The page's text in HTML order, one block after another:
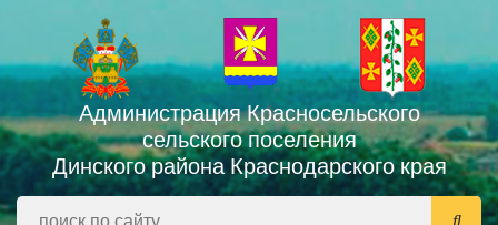
Администрация Красносельского
сельского поселения
Динского района Краснодарского края